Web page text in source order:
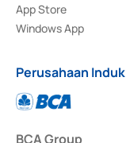
App Store
Windows App
Perusahaan Induk
BCA Group